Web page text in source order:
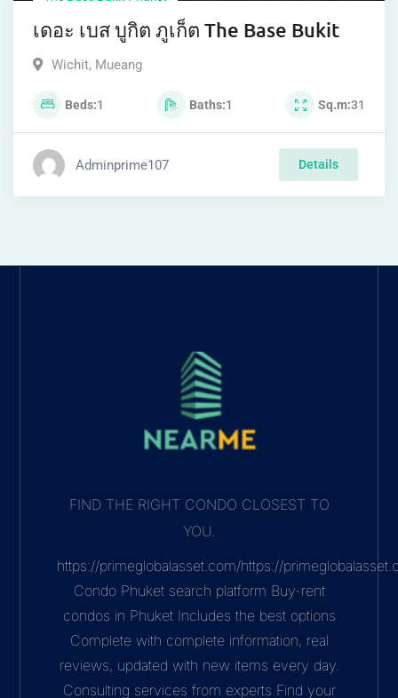
เดอะ เบส บูกิต ภูเก็ต The Base Bukit
Wichit, Mueang
Beds 1 Baths 1 Sq.m 31
Adminprime107 Details
FIND THE RIGHT CONDO CLOSEST TO
YOU.
https://primeglobalasset.com/https://
Condo Phuket search platform Buy-rent
condos in Phuket Includes the best options
Complete with complete information, real
reviews, updated with new items every day.
Consulting services from experts Find your